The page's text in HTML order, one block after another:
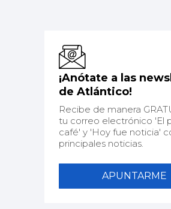
¡Anótate a las
de Atlántico!
Recibe de manera
tu correo electrónico 'El
café' y 'Hoy fue noticia'
principales noticias.
APUNTARME